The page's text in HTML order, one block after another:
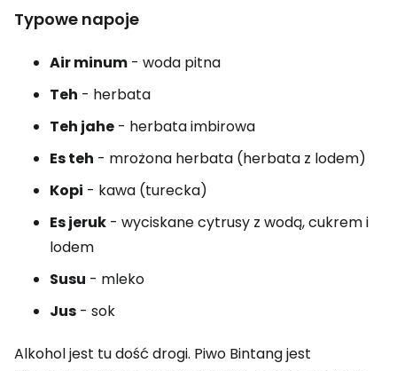
Typowe napoje
Air minum - woda pitna
Teh - herbata
Teh jahe - herbata imbirowa
Es teh - mrożona herbata (herbata z lodem)
Kopi - kawa (turecka)
Es jeruk - wyciskane cytrusy z wodą, cukrem i
lodem
Susu - mleko
Jus - sok
Alkohol jest tu dość drogi. Piwo Bintang jest